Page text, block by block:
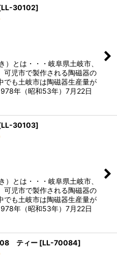
LL-30102]
とは・・・岐阜県土岐市、
可児市で製作される陶磁器の
でも土岐市は陶磁器生産量が
年（昭和53年）7月22日
LL-30103]
とは・・・岐阜県土岐市、
可児市で製作される陶磁器の
でも土岐市は陶磁器生産量が
年（昭和53年）7月22日
ティー [LL-70084]